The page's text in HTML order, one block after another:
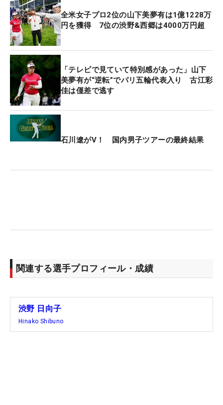
それでも、大事なサンデーバックナインをボギーフ
リーで駆け抜けた。「決め切れなかったのがもった
いないけれど、そこからズルズルと行かなかったの
がマシかな」。3日目も出だし4ホールで3オーバー
を喫したが、最終日と同じく「73」まで戻した。些
細（ささい）なことがきっかけで大崩れしてしまい
そうなタフなセッティングの中、耐えることができ
たのは収穫だ。
今季序盤は苦しみ、全米女子オープンまでは出場9
試合中予選落ち6回（うち1試合は予選カットなし）
「まだまだいけるなって思う部分はあった。これか
世代”ペアを組んでダブルス大会「ダウ選手権」に出
全米女子プロ2位の山下美夢有は1億1228万
円を獲得 7位の渋野&西郷は4000万円超
「テレビで見ていて特別感があった」山下
美夢有が“逆転”でパリ五輪代表入り 古江彩
佳は僅差で逃す
石川遼がV！ 国内男子ツアーの最終結果
関連する選手プロフィール・成績
渋野 日向子
Hinako Shibuno